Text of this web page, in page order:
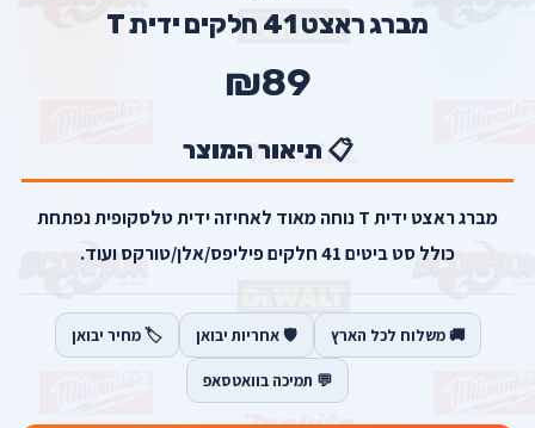
מברג ראצט 41 חלקים ידית T
₪89
📋 תיאור המוצר
מברג ראצט ידית T נוחה מאוד לאחיזה ידית טלסקופית נפתחת
כולל סט ביטים 41 חלקים פיליפס/אלן/טורקס ועוד.
🚚 משלוח לכל הארץ 🛡️ אחריות יבואן 🏷️ מחיר יבואן
💬 תמיכה בוואטסאפ